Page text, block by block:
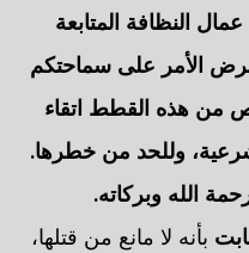
النظافة المتابعة
الأمر على سماحتكم
من هذه القطط اتقاء
وللحد من خطرها.
الله وبركاته.
بأنه لا مانع من قتلها،